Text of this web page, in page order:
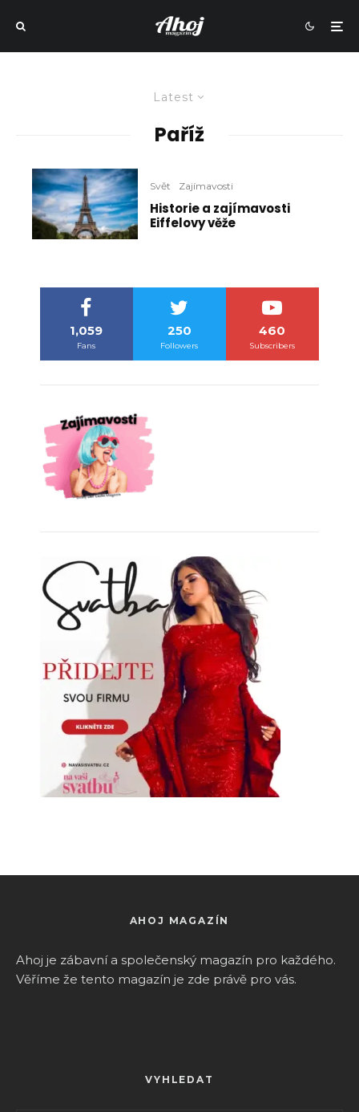
Latest
Paříž
Svět Zajímavosti
Historie a zajímavosti
Eiffelovy věže
1,059
Fans
250
Followers
460
Subscribers
AHOJ MAGAZÍN
Ahoj je zábavní a společenský magazín pro každého.
Věříme že tento magazín je zde právě pro vás.
VYHLEDAT